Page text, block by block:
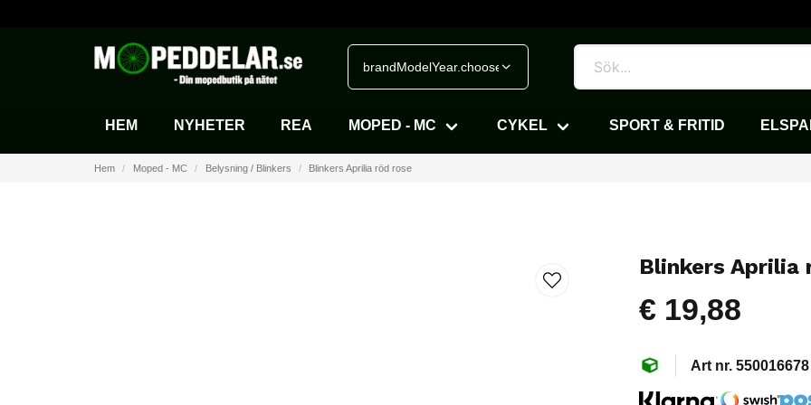
brandModelYear.chooseVehicle
HEM NYHETER REA MOPED - MC CYKEL SPORT & FRITID
Hem Moped - MC Belysning / Blinkers Blinkers Aprilia röd rose
Blinkers Aprilia
€ 19,88
550016678